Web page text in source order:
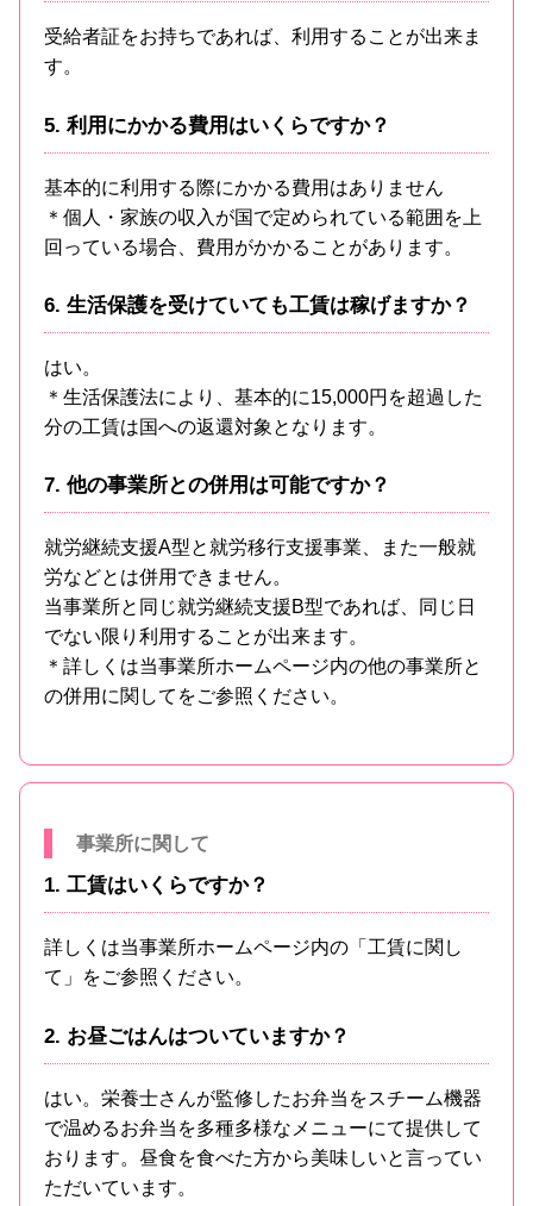
受給者証をお持ちであれば、利用することが出来ま
す。
5. 利用にかかる費用はいくらですか？
基本的に利用する際にかかる費用はありません
＊個人・家族の収入が国で定められている範囲を上
回っている場合、費用がかかることがあります。
6. 生活保護を受けていても工賃は稼げますか？
はい。
＊生活保護法により、基本的に15,000円を超過した
分の工賃は国への返還対象となります。
7. 他の事業所との併用は可能ですか？
就労継続支援A型と就労移行支援事業、また一般就
労などとは併用できません。
当事業所と同じ就労継続支援B型であれば、同じ日
でない限り利用することが出来ます。
＊詳しくは当事業所ホームページ内の他の事業所と
の併用に関してをご参照ください。
事業所に関して
1. 工賃はいくらですか？
詳しくは当事業所ホームページ内の「工賃に関し
て」をご参照ください。
2. お昼ごはんはついていますか？
はい。栄養士さんが監修したお弁当をスチーム機器
で温めるお弁当を多種多様なメニューにて提供して
おります。昼食を食べた方から美味しいと言ってい
ただいています。